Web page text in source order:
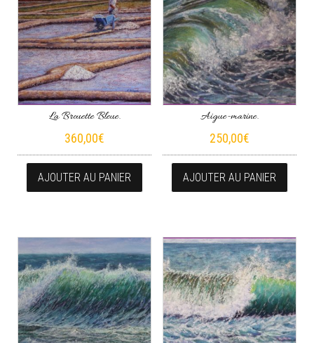
La Brouette Bleue.
360,00€
AJOUTER AU PANIER
Aigue-marine.
250,00€
AJOUTER AU PANIER